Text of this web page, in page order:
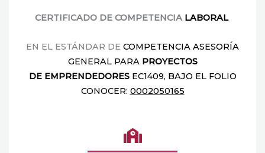
CERTIFICADO DE COMPETENCIA LABORAL
EN EL ESTÁNDAR DE COMPETENCIA ASESORÍA
GENERAL PARA PROYECTOS
DE EMPRENDEDORESEC1409, BAJO EL FOLIO
CONOCER: 0002050165